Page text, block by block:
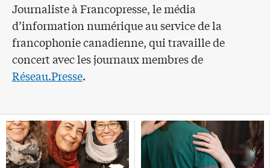
Journaliste à Francopresse, le média
d’information numérique au service de la
francophonie canadienne, qui travaille de
concert avec les journaux membres de
Réseau.Presse.